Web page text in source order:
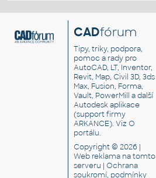
CADfórum
Tipy, triky, podpora,
pomoc a rady pro
AutoCAD, LT, Inventor,
Revit, Map, Civil 3D, 3ds
Max, Fusion, Forma,
Vault, PowerMill a další
Autodesk aplikace
(support firmy
ARKANCE). VizO
portálu.
Copyright © 2026 |
Web reklama na tomto
serveru |Ochrana
soukromí, podmínky